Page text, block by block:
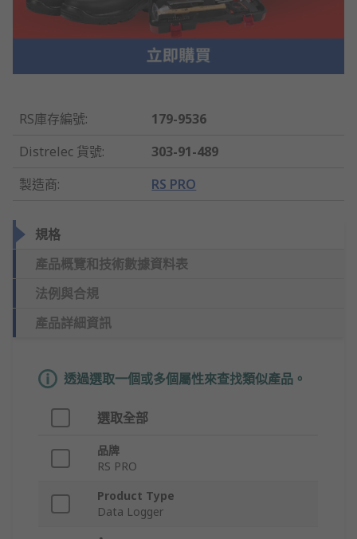
RS庫存編號:
179-9536
Distrelec 貨號:
303-91-489
製造商: RS PRO
規格
產品概覽和技術數據資料表
法例與合規
產品詳細資訊
透過選取一個或多個屬性來查找類似產品。
選取全部
品牌
RS PRO
Product Type
Data Logger